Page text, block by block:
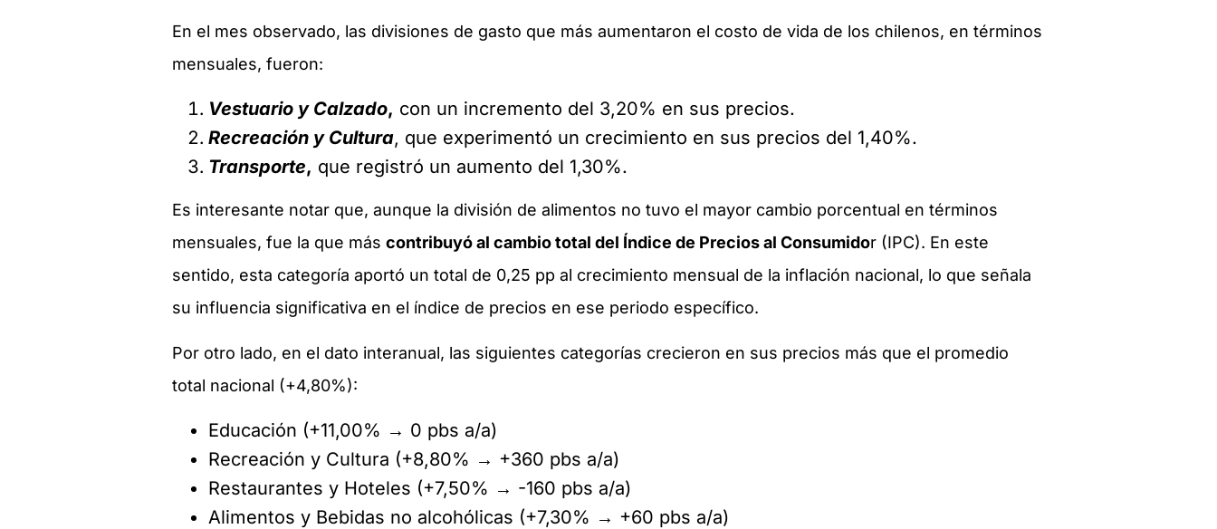
En el mes observado, las divisiones de gasto que más aumentaron el costo de vida de los chilenos, en términos
mensuales, fueron:
Vestuario y Calzado, con un incremento del 3,20% en sus precios.
Recreación y Cultura, que experimentó un crecimiento en sus precios del 1,40%.
Transporte, que registró un aumento del 1,30%.
Es interesante notar que, aunque la división de alimentos no tuvo el mayor cambio porcentual en términos
mensuales, fue la que más contribuyó al cambio total del Índice de Precios al Consumidor (IPC). En este
sentido, esta categoría aportó un total de 0,25 pp al crecimiento mensual de la inflación nacional, lo que señala
su influencia significativa en el índice de precios en ese periodo específico.
Por otro lado, en el dato interanual, las siguientes categorías crecieron en sus precios más que el promedio
total nacional (+4,80%):
Educación (+11,00% → 0 pbs a/a)
Recreación y Cultura (+8,80% → +360 pbs a/a)
Restaurantes y Hoteles (+7,50% → -160 pbs a/a)
Alimentos y Bebidas no alcohólicas (+7,30% → +60 pbs a/a)